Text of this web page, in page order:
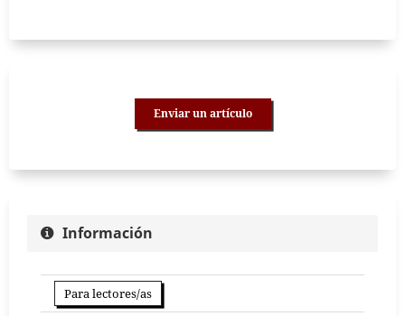
Enviar un artículo
Información
Para lectores/as